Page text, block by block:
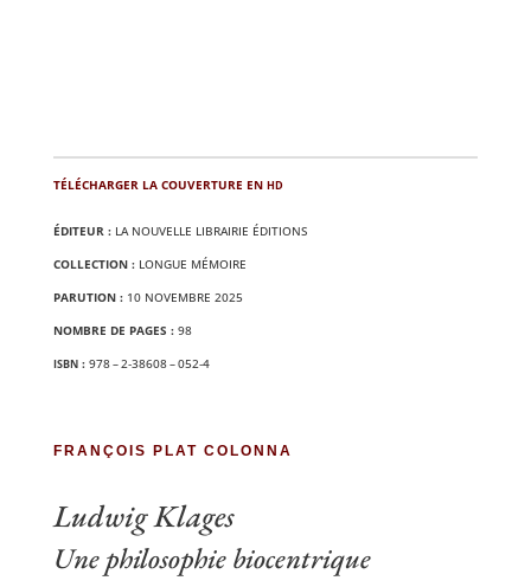
TÉLÉ­CHAR­GER LA COU­VER­TURE EN HD
ÉDI­TEUR :LA NOU­VELLE LIBRAI­RIE ÉDITIONS
COL­LEC­TION :LONGUE MÉMOIRE
PARU­TION :10 NOVEMBRE 2025
NOMBRE DE PAGES :98
ISBN:978 – 2‑38608 – 052‑4
FRANÇOIS PLAT COLONNA
Ludwig Klages
Une phi­lo­so­phie biocentrique